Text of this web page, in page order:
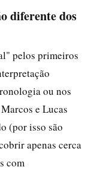
diferente dos
pelos primeiros
ou nos
e Lucas
(por isso são
apenas cerca
com